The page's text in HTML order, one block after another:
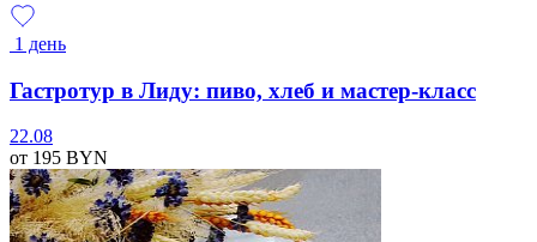
1 день
Гастротур в Лиду: пиво, хлеб и мастер-класс
22.08
от 195 BYN